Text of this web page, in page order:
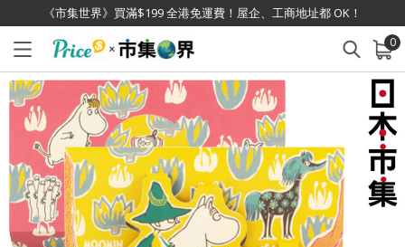
《市集世界》買滿$199 全港免運費！屋企、工商地址都 OK！
0
已加入購物車 查看